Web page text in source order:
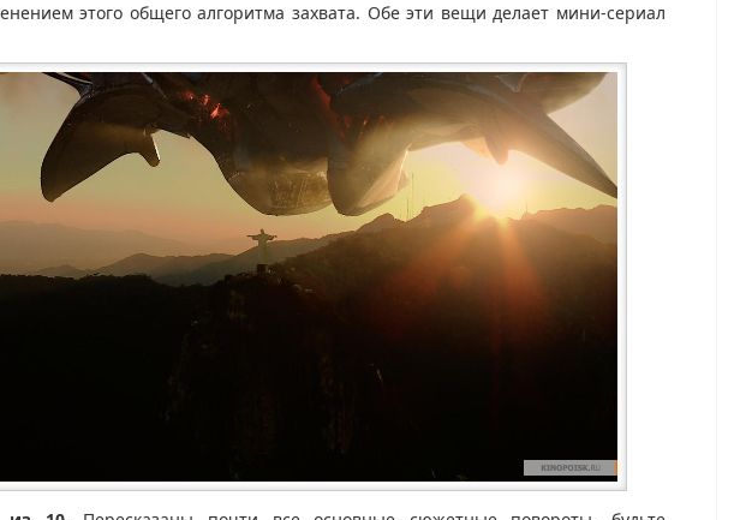
этого общего алгоритма захвата. Обе эти вещи делает мини-сериал